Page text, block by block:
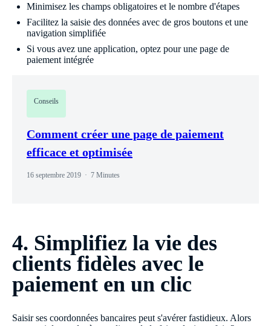
Minimisez les champs obligatoires et le nombre d'étapes
Facilitez la saisie des données avec de gros boutons et une
navigation simplifiée
Si vous avez une application, optez pour une page de
paiement intégrée
Conseils
Comment créer une page de paiement
efficace et optimisée
16 septembre 2019 7 Minutes
4. Simplifiez la vie des
clients fidèles avec le
paiement en un clic
Saisir ses coordonnées bancaires peut s'avérer fastidieux. Alors